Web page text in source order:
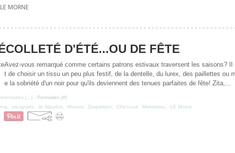
LE MORNE
D'ÉTÉ...OU DE FÊTE
Avez-vous remarqué comme certains patrons estivaux traversent les saisons? Il
t de choisir un tissu un peu plus festif, de la dentelle, du lurex, des paillettes ou
e la sobriété d'un noir pour qu'ils deviennent des tenues parfaites de fête! Zita,...
[ ] - Permalien [#]
escapade ile Maurice Wissew, Zitapattern Cha'coud Mistertissu LE Morne